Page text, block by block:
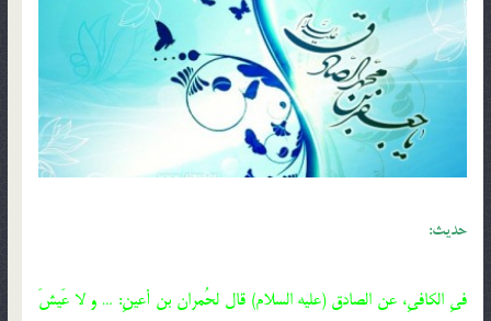
حدیث:
فیِ الکافیِ، عن الصادق (علیه السلام) قال لحُمران بن أعینِ: … و لا عَیشَ